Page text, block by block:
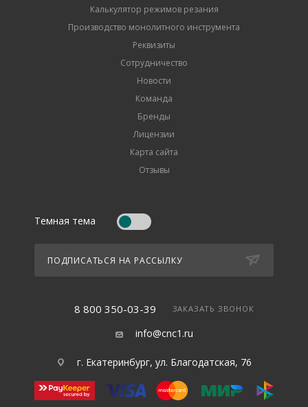
Калькулятор режимов резания
Производство монолитного инструмента
Реквизиты
Сотрудничество
Новости
Команда
Бренды
Лицензии
Карта сайта
Отзывы
Темная тема
ПОДПИСАТЬСЯ НА РАССЫЛКУ
8 800 350-03-39 ЗАКАЗАТЬ ЗВОНОК
info@cnc1.ru
г. Екатеринбург, ул. Благодатская, 76